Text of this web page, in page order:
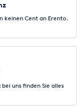
keinen Cent an Erento.
uns finden Sie alles